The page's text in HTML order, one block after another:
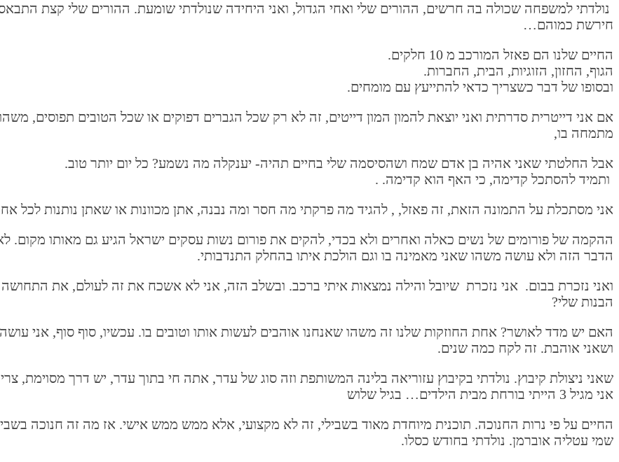
נולדתי למשפחה שכולה בה חרשים, ההורים שלי ואחי הגדול, ואני היחידה שנולדתי שומעת. ההורים שלי קצת
חירשת כמוהם…
החיים שלנו הם פאזל המורכב מ 10 חלקים.
הגוף, החזון, הזוגיות, הבית, החברות.
ובסופו של דבר כשצריך כדאי להתייעץ עם מומחים.
אם אני דייטרית סדרתית ואני יוצאת להמון המון דייטים, זה לא רק שכל הגברים דפוקים או שכל הטובים תפוסים,
מתמחה בו,
אבל החלטתי שאני אהיה בן אדם שמח ושהסיסמה שלי בחיים תהיה- יענקלה מה נשמע? כל יום יותר טוב.
ותמיד להסתכל קדימה, כי האף הוא קדימה. .
אני מסתכלת על התמונה הזאת, זה פאזל, , להגיד מה פרקתי מה חסר ומה נבנה, אתן מכוונות או שאתן נותנות לכל
ההקמה של פורומים של נשים כאלה ואחרים ולא בכדי, להקים את פורום נשות עסקים ישראל הגיע גם מאותו מקום.
הדבר הזה ולא עושה משהו שאני מאמינה בו וגם הולכת איתו בהחלק התנדבותי.
ואני נזכרת בבום. אני נזכרת שיובל והילה נמצאות איתי ברכב. ובשלב הזה, אני לא אשכח את זה לעולם, את
הבנות שלי?
האם יש מדד לאושר? אחת החוזקות שלנו זה משהו שאנחנו אוהבים לעשות אותו וטובים בו. עכשיו, סוף סוף, אני
ושאני אוהבת. זה לקח כמה שנים.
שאני ניצולת קיבוץ. נולדתי בקיבוץ עזוריאה בלינה המשותפת וזה סוג של עדר, אתה חי בתוך עדר, יש דרך מסוימת,
אני מגיל 3 הייתי בורחת מבית הילדים… בגיל שלוש
החיים על פי נרות החנוכה. תוכנית מיוחדת מאוד בשבילי, זה לא מקצועי, אלא ממש ממש אישי. אז מה זה חנוכה
שמי עטליה אוברמן. נולדתי בחודש כסלו.